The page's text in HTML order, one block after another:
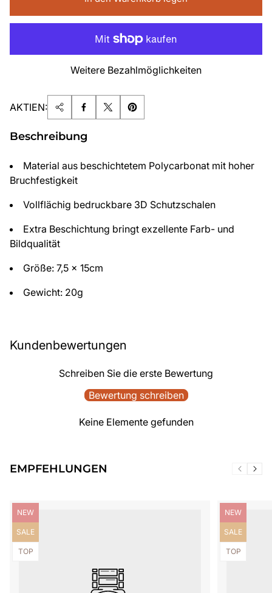
Weitere Bezahlmöglichkeiten
AKTIEN:
Beschreibung
Material aus beschichtetem Polycarbonat mit hoher
Bruchfestigkeit
Vollflächig bedruckbare 3D Schutzschalen
Extra Beschichtung bringt exzellente Farb- und
Bildqualität
Größe: 7,5 x 15cm
Gewicht: 20g
Kundenbewertungen
Schreiben Sie die erste Bewertung
Bewertung schreiben
Keine Elemente gefunden
EMPFEHLUNGEN
Produktbezeichnung:
NEW
Produktbezeichnung:
SALE
Produktbezeichnung:
TOP
NEW
SALE
TOP